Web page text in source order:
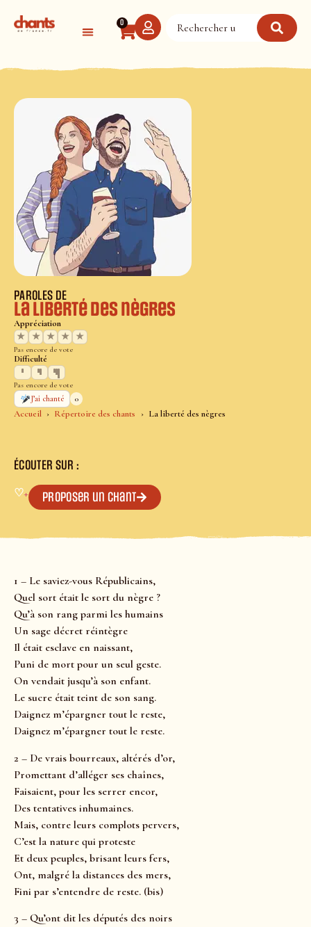
0
Accueil Répertoire des chants La liberté des nègres
PAROLES DE
La liberté des nègres
Appréciation
★
★ ★ ★ ★
Pas encore de vote
Difficulté
Pas encore de vote
J’ai chanté
0
ÉCOUTER SUR :
♡+ Proposer un chant
1 – Le saviez-vous Républicains,
Quel sort était le sort du nègre ?
Qu’à son rang parmi les humains
Un sage décret réintègre
Il était esclave en naissant,
Puni de mort pour un seul geste.
On vendait jusqu’à son enfant.
Le sucre était teint de son sang.
Daignez m’épargner tout le reste,
Daignez m’épargner tout le reste.
2 – De vrais bourreaux, altérés d’or,
Promettant d’alléger ses chaînes,
Faisaient, pour les serrer encor,
Des tentatives inhumaines.
Mais, contre leurs complots pervers,
C’est la nature qui proteste
Et deux peuples, brisant leurs fers,
Ont, malgré la distances des mers,
Fini par s’entendre de reste. (bis)
3 – Qu’ont dit les députés des noirs